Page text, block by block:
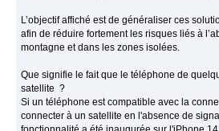
L’objectif affiché est de généraliser ces
afin de réduire fortement les risques liés à
montagne et dans les zones isolées.
Que signifie le fait que le téléphone de
satellite ?
Si un téléphone est compatible avec la
connecter à un satellite en l'absence de